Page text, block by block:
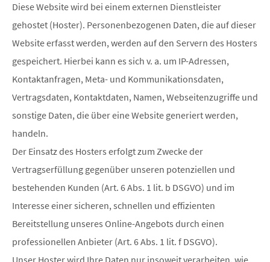
Diese Website wird bei einem externen Dienstleister
gehostet (Hoster). Personenbezogenen Daten, die auf dieser
Website erfasst werden, werden auf den Servern des Hosters
gespeichert. Hierbei kann es sich v. a. um IP-Adressen,
Kontaktanfragen, Meta- und Kommunikationsdaten,
Vertragsdaten, Kontaktdaten, Namen, Webseitenzugriffe und
sonstige Daten, die über eine Website generiert werden,
handeln.
Der Einsatz des Hosters erfolgt zum Zwecke der
Vertragserfüllung gegenüber unseren potenziellen und
bestehenden Kunden (Art. 6 Abs. 1 lit. b DSGVO) und im
Interesse einer sicheren, schnellen und effizienten
Bereitstellung unseres Online-Angebots durch einen
professionellen Anbieter (Art. 6 Abs. 1 lit. f DSGVO).
Unser Hoster wird Ihre Daten nur insoweit verarbeiten, wie